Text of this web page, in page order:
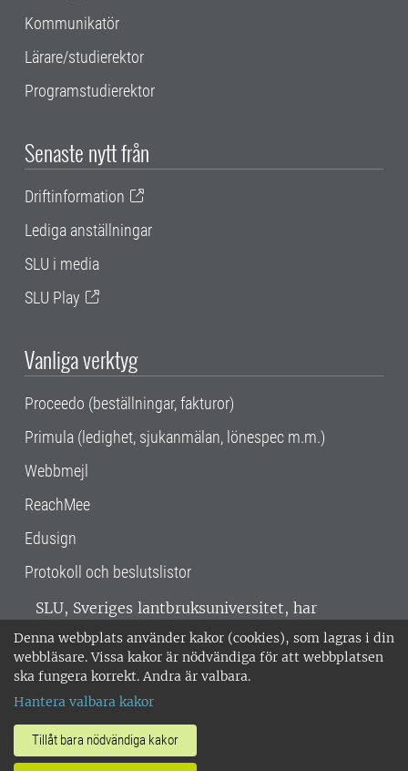
Denna webbplats använder kakor (cookies), som lagras i din
webbläsare. Vissa kakor är nödvändiga för att webbplatsen
ska fungera korrekt. Andra är valbara.
Hantera valbara kakor
Tillåt bara nödvändiga kakor
Kommunikatör
Lärare/studierektor
Programstudierektor
Senaste nytt från
Driftinformation
Lediga anställningar
SLU i media
SLU Play
Vanliga verktyg
Proceedo (beställningar, fakturor)
Primula (ledighet, sjukanmälan, lönespec m.m.)
Webbmejl
ReachMee
Edusign
Protokoll och beslutslistor
SLU, Sveriges lantbruksuniversitet, har
verksamhet över hela Sverige. Huvudorter är
Alnarp, Uppsala och Umeå.SLU är
miljöcertifierat enligt ISO 14001. •
018-67 10 00 • Org nr: 202100-2817 •
Om SLU:s webbplatser
•Hantera kakor•Behandling av